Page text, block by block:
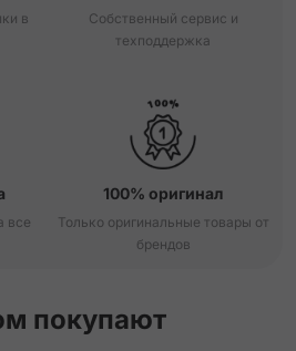
в
Собственный сервис и
техподдержка
все
100% оригинал
Только оригинальные товары от
брендов
покупают